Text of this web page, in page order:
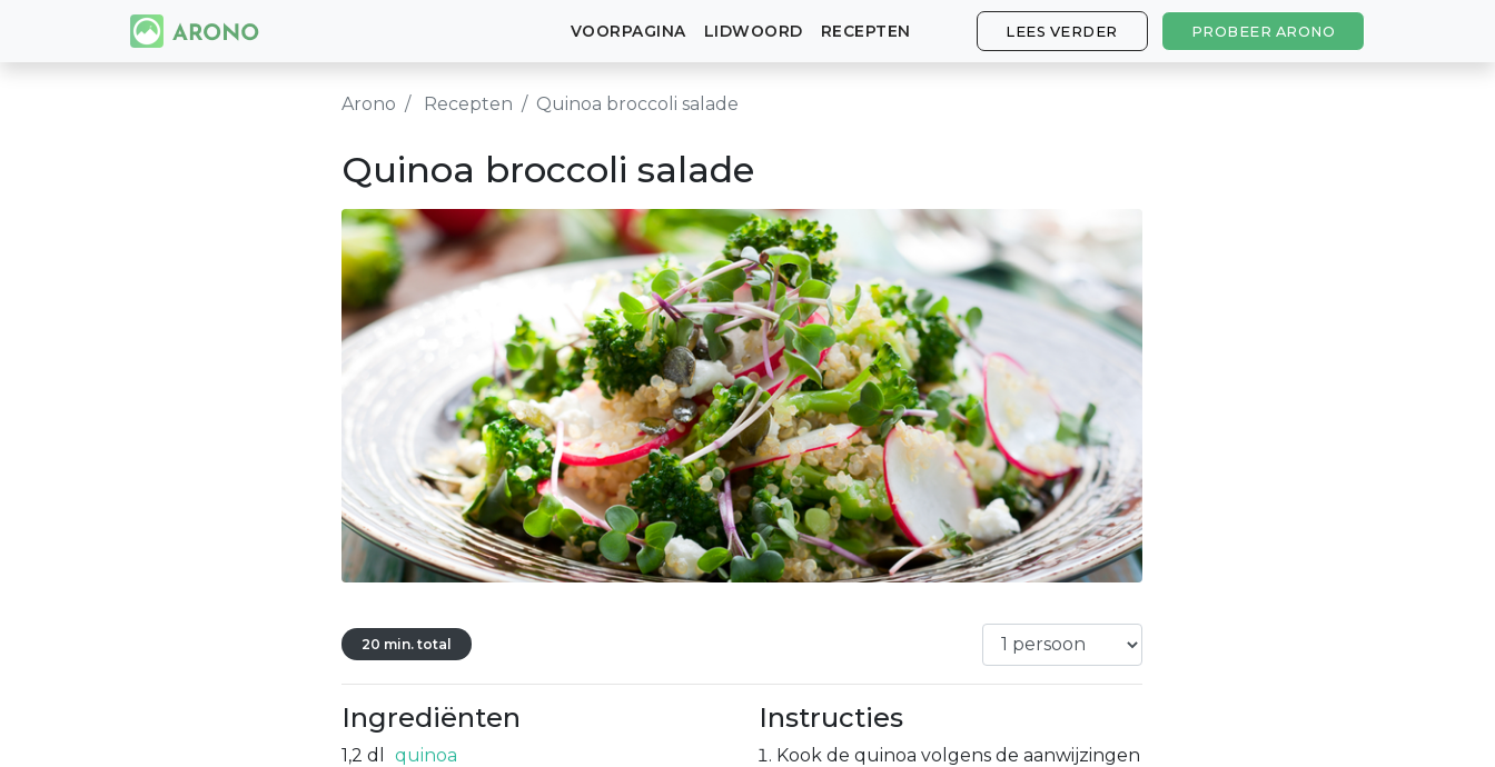
VOORPAGINA LIDWOORD RECEPTEN LEES VERDER PROBEER ARONO
Arono Recepten Quinoa broccoli salade
Quinoa broccoli salade
20 min. total
Ingrediënten
1,2 dl
quinoa
Instructies
Kook de quinoa volgens de aanwijzingen